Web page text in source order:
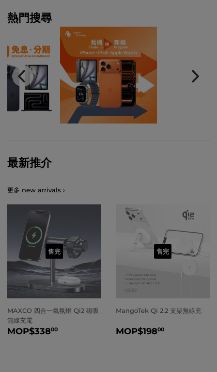
熱門搜尋
最新推介
更多 new arrivals ›
售完
MAXCO 四合一氣氛燈 Qi2 磁吸
無線充電
正
MOP$33800 $338.00
售完
MangoTek Qi 2.2 支架無線充
正
MOP$19800